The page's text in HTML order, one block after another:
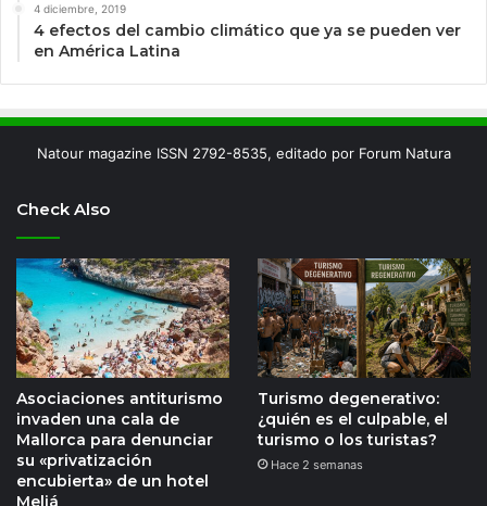
4 diciembre, 2019
4 efectos del cambio climático que ya se pueden ver
en América Latina
Natour magazine ISSN 2792-8535, editado por Forum Natura
Check Also
Asociaciones antiturismo
invaden una cala de
Mallorca para denunciar
su «privatización
encubierta» de un hotel
Meliá
Turismo degenerativo:
¿quién es el culpable, el
turismo o los turistas?
Hace 2 semanas